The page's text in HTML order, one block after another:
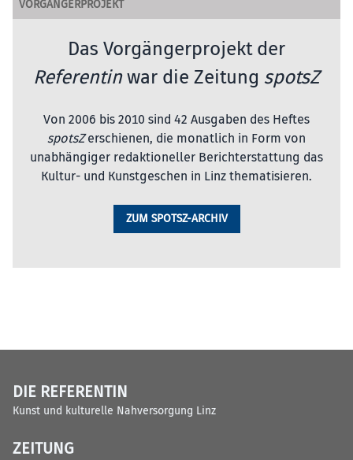
VORGÄNGERPROJEKT
Das Vorgängerprojekt der
Referentinwar die Zeitung spotsZ
Von 2006 bis 2010 sind 42 Ausgaben des Heftes
spotsZerschienen, die monatlich in Form von
unabhängiger redaktioneller Berichterstattung das
Kultur- und Kunstgeschen in Linz thematisieren.
ZUM SPOTSZ-ARCHIV
DIE REFERENTIN
Kunst und kulturelle Nahversorgung Linz
ZEITUNG